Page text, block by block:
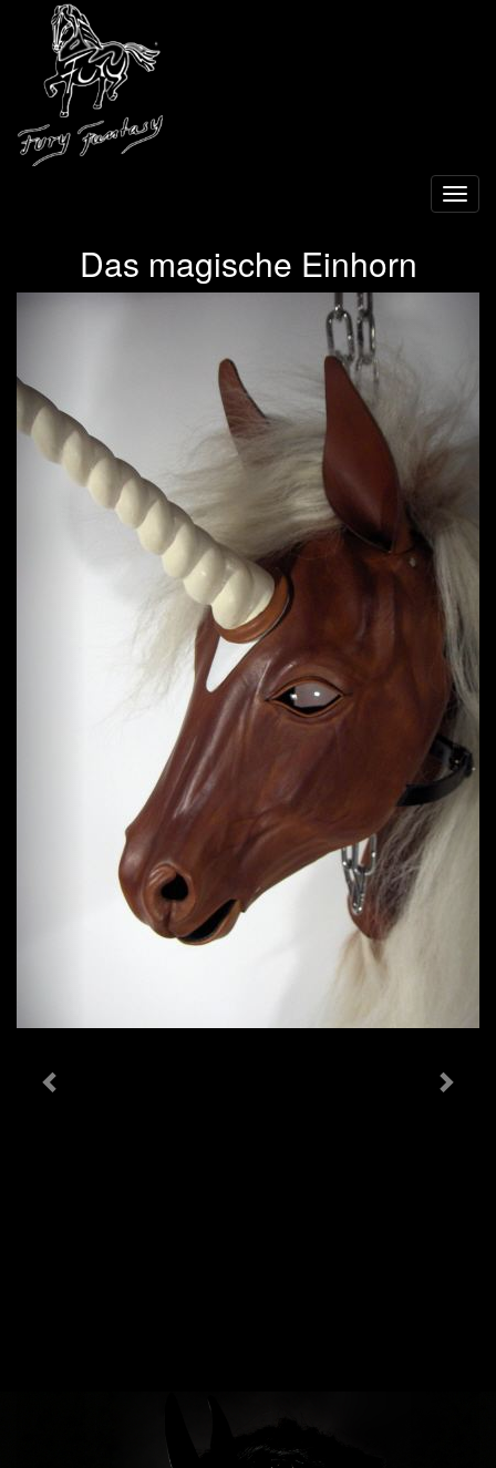
Das magische Einhorn
Previous